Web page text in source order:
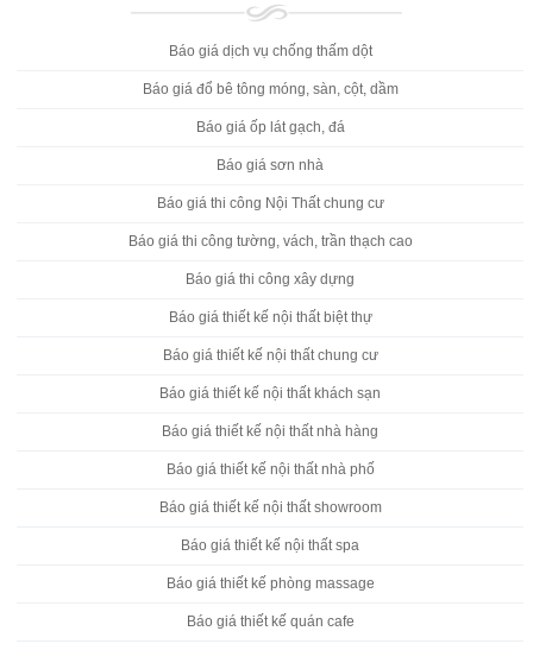
Báo giá dịch vụ chống thấm dột
Báo giá đổ bê tông móng, sàn, cột, dầm
Báo giá ốp lát gạch, đá
Báo giá sơn nhà
Báo giá thi công Nội Thất chung cư
Báo giá thi công tường, vách, trần thạch cao
Báo giá thi công xây dựng
Báo giá thiết kế nội thất biệt thự
Báo giá thiết kế nội thất chung cư
Báo giá thiết kế nội thất khách sạn
Báo giá thiết kế nội thất nhà hàng
Báo giá thiết kế nội thất nhà phố
Báo giá thiết kế nội thất showroom
Báo giá thiết kế nội thất spa
Báo giá thiết kế phòng massage
Báo giá thiết kế quán cafe